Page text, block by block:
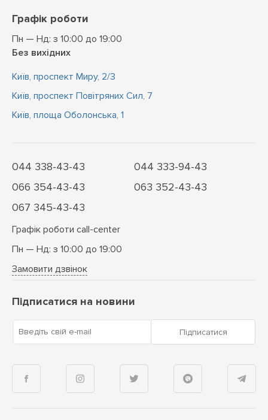
Графік роботи
Пн — Нд: з 10:00 до 19:00
Без вихідних
Київ, проспект Миру, 2/3
Київ, проспект Повітряних Сил, 7
Київ, площа Оболонська, 1
044 338-43-43
044 333-94-43
066 354-43-43
063 352-43-43
067 345-43-43
Графік роботи call-center
Пн — Нд: з 10:00 до 19:00
Замовити дзвінок
Підписатися на новини
Введіть свій e-mail Підписатися